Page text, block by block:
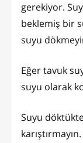
gerekiyor.
beklemiş bir
suyu
Eğer tavuk
suyu olarak
Suyu